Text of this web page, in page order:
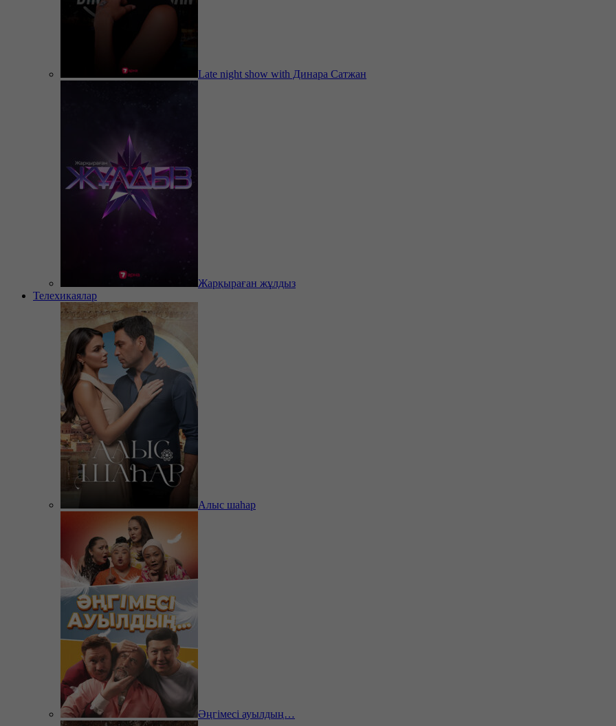
Late night show with Динара Сатжан
Жарқыраған жұлдыз
Телехикаялар
Алыс шаһар
Әңгімесі ауылдың…